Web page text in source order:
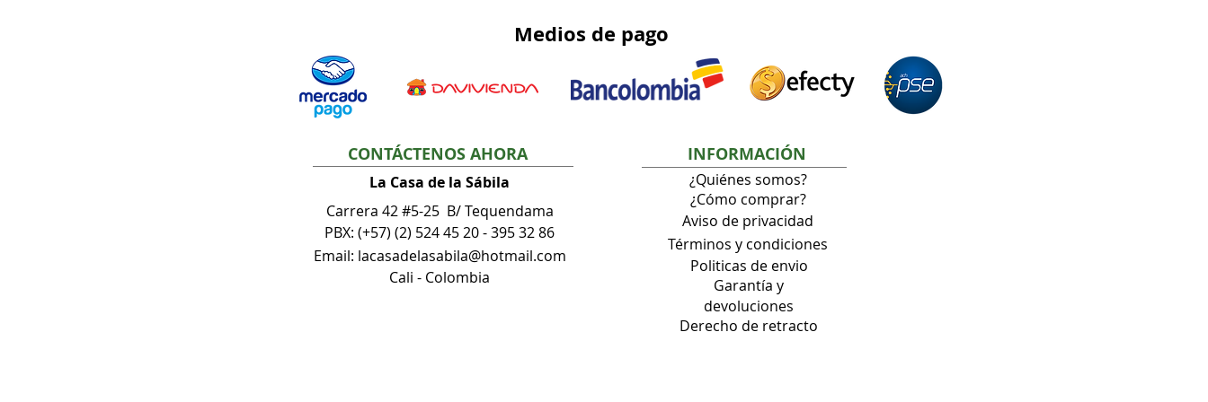
Medios de pago
CONTÁCTENOS AHORA
La Casa de la Sábila
Carrera 42 #5-25 B/ Tequendama
PBX: (+57) (2) 524 45 20 - 395 32 86
Email: lacasadelasabila@hotmail.com
Cali - Colombia
INFORMACIÓN
¿Quiénes somos?
¿Cómo comprar?
Aviso de privacidad
Términos y condiciones
Politicas de envio
Garantía y
devoluciones
Derecho de retracto